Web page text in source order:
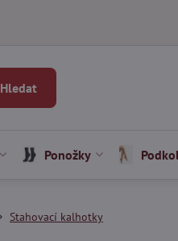
Hledat
Ponožky
Stahovací kalhotky